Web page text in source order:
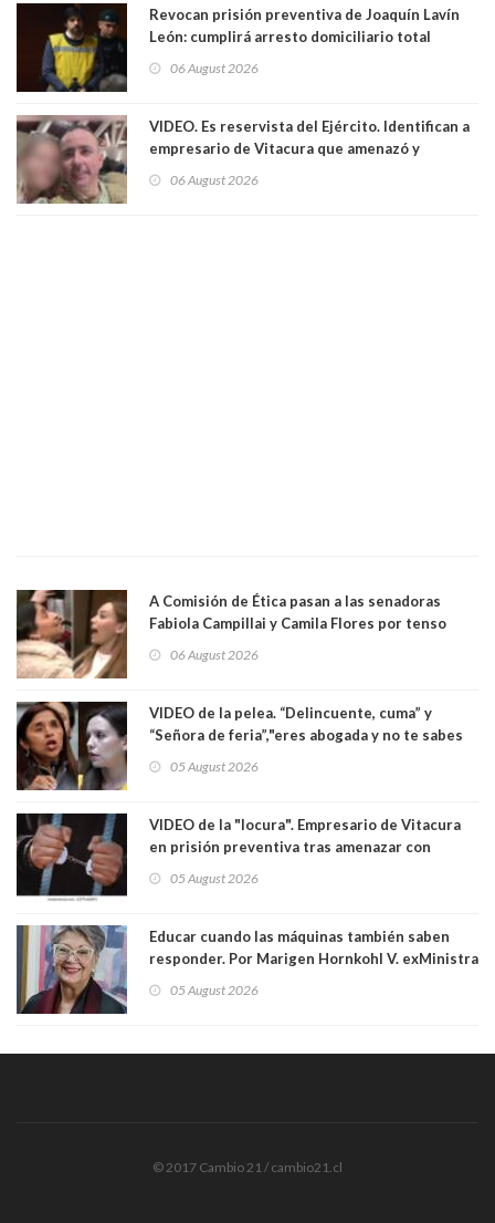
Revocan prisión preventiva de Joaquín Lavín
León: cumplirá arresto domiciliario total
06 August 2026
VIDEO. Es reservista del Ejército. Identifican a
empresario de Vitacura que amenazó y
al "ring raja". Se trata de Andrés Arrieta y la
06 August 2026
A Comisión de Ética pasan a las senadoras
Fabiola Campillai y Camila Flores por tenso
06 August 2026
VIDEO de la pelea. “Delincuente, cuma” y
“Señora de feria”,"eres abogada y no te sabes
senadoras Camila Flores y Fabiola Campillai en
05 August 2026
VIDEO de la "locura". Empresario de Vitacura
en prisión preventiva tras amenazar con
Los persiguió en potente camioneta
05 August 2026
Educar cuando las máquinas también saben
responder. Por Marigen Hornkohl V. exMinistra
05 August 2026
© 2017 Cambio 21 / cambio21.cl